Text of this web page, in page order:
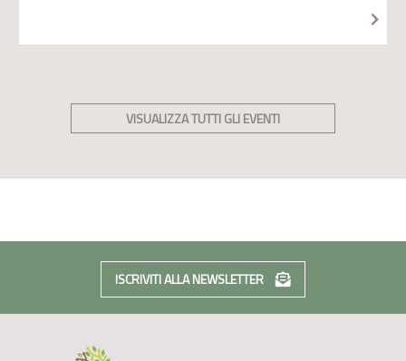
VISUALIZZA TUTTI GLI EVENTI
ISCRIVITI ALLA NEWSLETTER